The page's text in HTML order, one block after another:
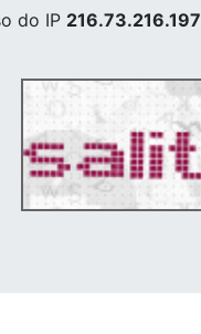
do IP 216.73.216.197